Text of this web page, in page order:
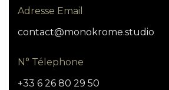
Adresse Email
contact@monokrome.studio
N° Télephone
+33 6 26 80 29 50